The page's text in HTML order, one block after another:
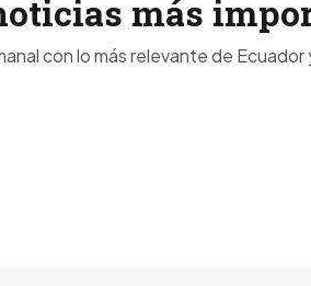
más
con lo más relevante de